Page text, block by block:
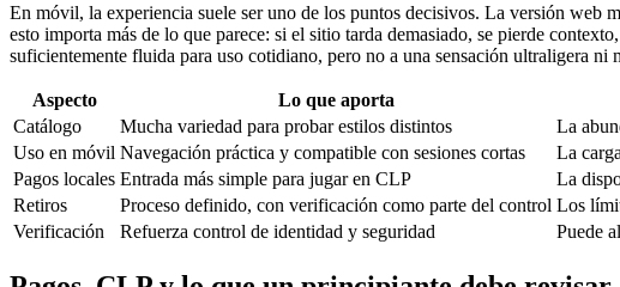
En móvil, la experiencia suele ser uno de los puntos decisivos. La versión web
esto importa más de lo que parece: si el sitio tarda demasiado, se pierde
suficientemente fluida para uso cotidiano, pero no a una sensación ultraligera ni
Aspecto Lo que aporta
Catálogo
Mucha variedad para probar estilos distintos
La
Uso en móvil Navegación práctica y compatible con sesiones cortas
La
Pagos locales Entrada más simple para jugar en CLP
La
Retiros
Proceso definido, con verificación como parte del control Los
Verificación
Refuerza control de identidad y seguridad Puede